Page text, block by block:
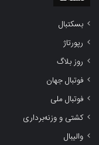
بسکتبال
رپورتاژ
روز بلاگ
فوتبال جهان
فوتبال ملی
کشتی و وزنه‌برداری
والیبال